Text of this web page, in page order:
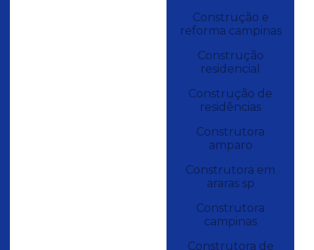
Construção e
reforma campinas
Construção
residencial
Construção de
residências
Construtora
amparo
Construtora em
araras sp
Construtora
campinas
Construtora de